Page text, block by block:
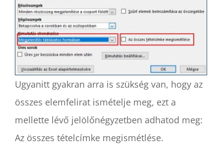
Ugyanitt gyakran arra is szükség van, hogy az
összes elemfelirat ismételje meg, ezt a
mellette lévő jelölőnégyzetben adhatod meg:
Az összes tételcímke megismétlése.